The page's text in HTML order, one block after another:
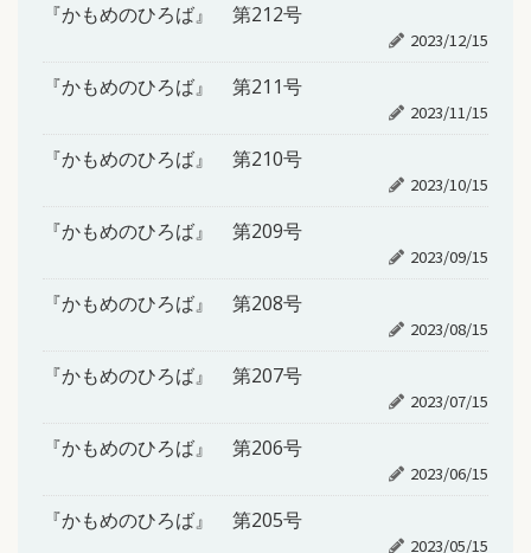
『かもめのひろば』 第212号
2023/12/15
『かもめのひろば』 第211号
2023/11/15
『かもめのひろば』 第210号
2023/10/15
『かもめのひろば』 第209号
2023/09/15
『かもめのひろば』 第208号
2023/08/15
『かもめのひろば』 第207号
2023/07/15
『かもめのひろば』 第206号
2023/06/15
『かもめのひろば』 第205号
2023/05/15